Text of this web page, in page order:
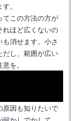
。
てこの方法の方が
れほど広くないの
消せます。小さ
だし、範囲が広い
を。
原因も知りたいで